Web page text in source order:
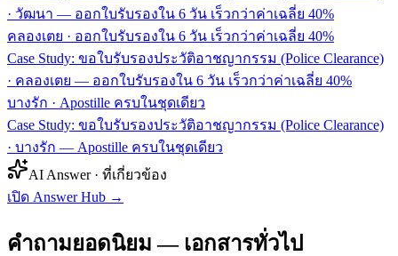
· วัฒนา — ออกใบรับรองใน 6 วัน เร็วกว่าค่าเฉลี่ย 40%
คลองเตย · ออกใบรับรองใน 6 วัน เร็วกว่าค่าเฉลี่ย 40%
Case Study: ขอใบรับรองประวัติอาชญากรรม (Police Clearance)
· คลองเตย — ออกใบรับรองใน 6 วัน เร็วกว่าค่าเฉลี่ย 40%
บางรัก · Apostille ครบในชุดเดียว
Case Study: ขอใบรับรองประวัติอาชญากรรม (Police Clearance)
· บางรัก — Apostille ครบในชุดเดียว
AI Answer · ที่เกี่ยวข้อง
เปิด Answer Hub →
คำถามยอดนิยม — เอกสารทั่วไป